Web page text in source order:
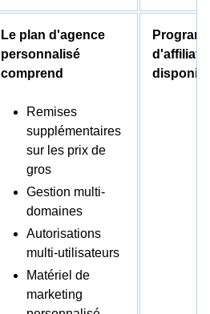
Le plan d'agence
personnalisé
comprend
Remises
supplémentaires
sur les prix de
gros
Gestion multi-
domaines
Autorisations
multi-utilisateurs
Matériel de
marketing